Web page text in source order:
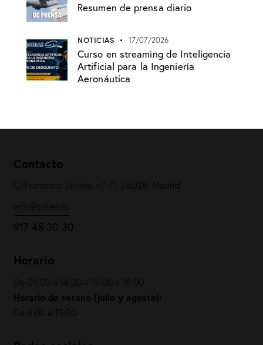
Resumen de prensa diario
NOTICIAS 17/07/2026
Curso en streaming de Inteligencia
Artificial para la Ingeniería
Aeronáutica
Contacto
C/Francisco Silvela, n.º 71, 28028, Madrid
info@coiae.es
917 45 30 30
Horario
De 09:00 a 14:00 – 15:00 a 18:00
Horario de verano (julio y agosto):
De 8:00 a 15:00